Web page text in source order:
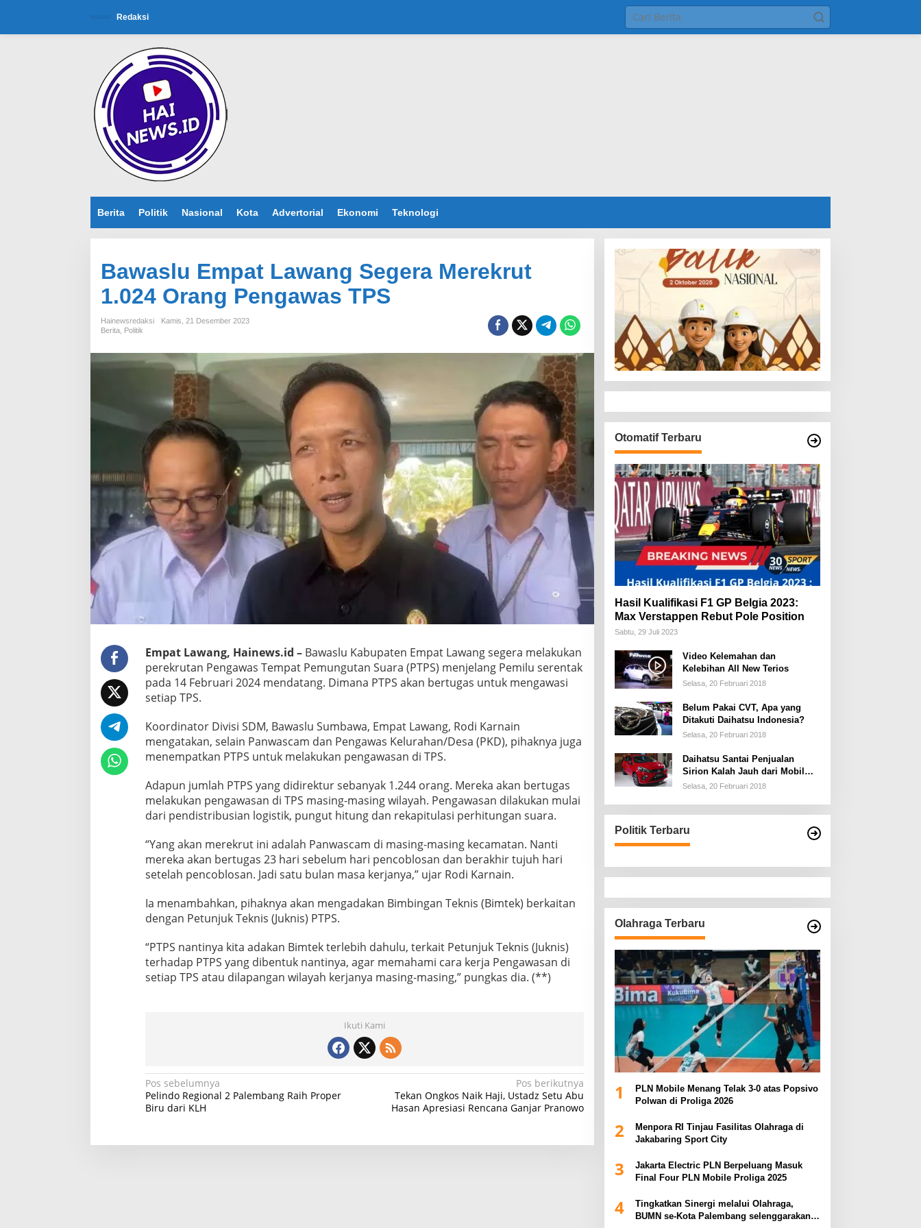
Redaksi
Berita Politik Nasional Kota Advertorial Ekonomi Teknologi
Bawaslu Empat Lawang Segera Merekrut
1.024 Orang Pengawas TPS
Hainewsredaksi
Kamis, 21 Desember 2023
Berita Politik
Empat Lawang, Hainews.id – Bawaslu Kabupaten Empat Lawang segera melakukan
perekrutan Pengawas Tempat Pemungutan Suara (PTPS) menjelang Pemilu serentak
pada 14 Februari 2024 mendatang. Dimana PTPS akan bertugas untuk mengawasi
setiap TPS.
Koordinator Divisi SDM, Bawaslu Sumbawa, Empat Lawang, Rodi Karnain
mengatakan, selain Panwascam dan Pengawas Kelurahan/Desa (PKD), pihaknya juga
menempatkan PTPS untuk melakukan pengawasan di TPS.
Adapun jumlah PTPS yang didirektur sebanyak 1.244 orang. Mereka akan bertugas
melakukan pengawasan di TPS masing-masing wilayah. Pengawasan dilakukan mulai
dari pendistribusian logistik, pungut hitung dan rekapitulasi perhitungan suara.
“Yang akan merekrut ini adalah Panwascam di masing-masing kecamatan. Nanti
mereka akan bertugas 23 hari sebelum hari pencoblosan dan berakhir tujuh hari
setelah pencoblosan. Jadi satu bulan masa kerjanya,” ujar Rodi Karnain.
Ia menambahkan, pihaknya akan mengadakan Bimbingan Teknis (Bimtek) berkaitan
dengan Petunjuk Teknis (Juknis) PTPS.
“PTPS nantinya kita adakan Bimtek terlebih dahulu, terkait Petunjuk Teknis (Juknis)
terhadap PTPS yang dibentuk nantinya, agar memahami cara kerja Pengawasan di
setiap TPS atau dilapangan wilayah kerjanya masing-masing,” pungkas dia. (**)
Ikuti Kami
N
a
i
Pos sebelumnya
Pelindo Regional 2 Palembang Raih Proper
Biru dari KLH
Pos berikutnya
Tekan Ongkos Naik Haji, Ustadz Setu Abu
Hasan Apresiasi Rencana Ganjar Pranowo
Otomatif Terbaru
Hasil Kualifikasi F1 GP Belgia 2023:
Max Verstappen Rebut Pole Position
Sabtu, 29 Juli 2023
Video Kelemahan dan
Kelebihan All New Terios
Selasa, 20 Februari 2018
Belum Pakai CVT, Apa yang
Ditakuti Daihatsu Indonesia?
Selasa, 20 Februari 2018
Daihatsu Santai Penjualan
Sirion Kalah Jauh dari Mobil
LCGC
Selasa, 20 Februari 2018
Politik Terbaru
Olahraga Terbaru
1
PLN Mobile Menang Telak 3-0 atas Popsivo
Polwan di Proliga 2026
2
Menpora RI Tinjau Fasilitas Olahraga di
Jakabaring Sport City
3
Jakarta Electric PLN Berpeluang Masuk
Final Four PLN Mobile Proliga 2025
4
Tingkatkan Sinergi melalui Olahraga,
BUMN se-Kota Palembang selenggarakan